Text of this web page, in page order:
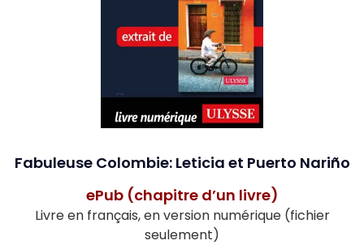
Fabuleuse Colombie: Leticia et Puerto Nariño
ePub (chapitre d’un livre)
Livre en français, en version numérique (fichier
seulement)